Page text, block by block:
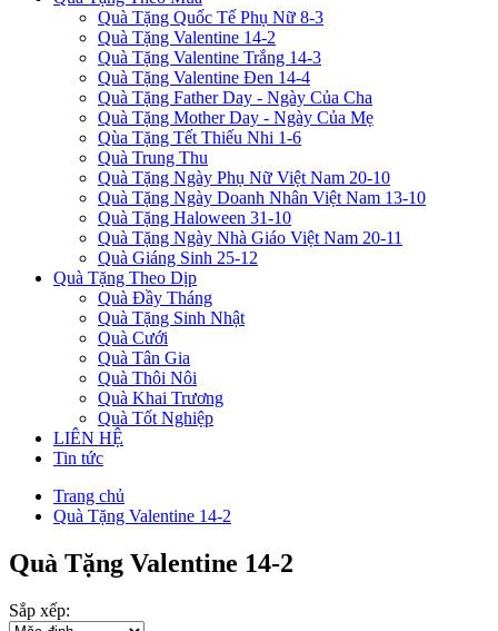
Quà Tặng Quốc Tế Phụ Nữ 8-3
Quà Tặng Valentine 14-2
Quà Tặng Valentine Trắng 14-3
Quà Tặng Valentine Đen 14-4
Quà Tặng Father Day - Ngày Của Cha
Quà Tặng Mother Day - Ngày Của Mẹ
Qùa Tặng Tết Thiếu Nhi 1-6
Quà Trung Thu
Quà Tặng Ngày Phụ Nữ Việt Nam 20-10
Quà Tặng Ngày Doanh Nhân Việt Nam 13-10
Quà Tặng Haloween 31-10
Quà Tặng Ngày Nhà Giáo Việt Nam 20-11
Quà Giáng Sinh 25-12
Quà Tặng Theo Dịp
Quà Đầy Tháng
Quà Tặng Sinh Nhật
Quà Cưới
Quà Tân Gia
Quà Thôi Nôi
Quà Khai Trương
Quà Tốt Nghiệp
LIÊN HỆ
Tin tức
Trang chủ
Quà Tặng Valentine 14-2
Quà Tặng Valentine 14-2
Sắp xếp: